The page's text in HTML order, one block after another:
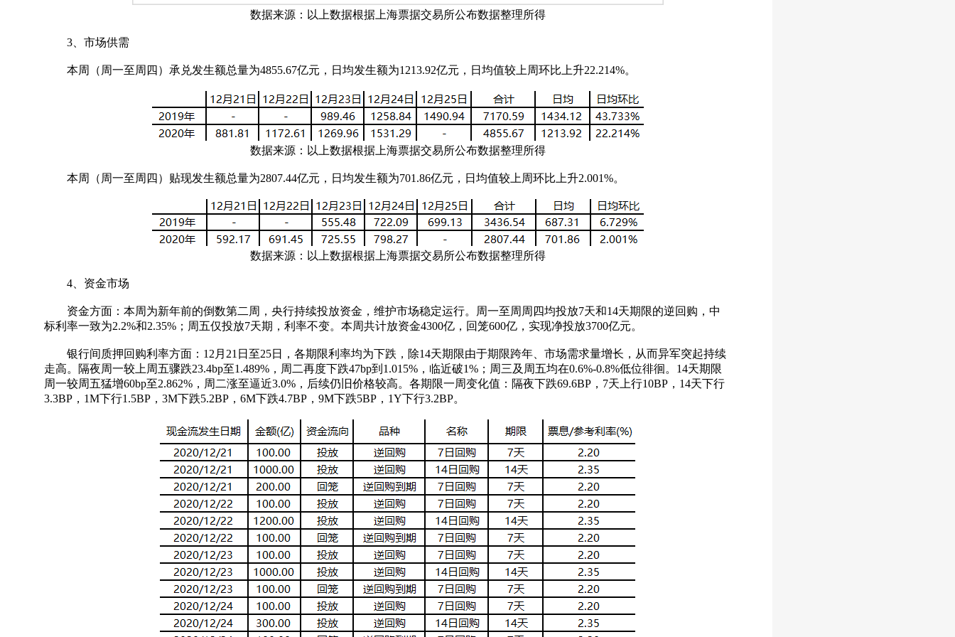
数据来源：以上数据根据上海票据交易所公布数据整理所得
3、市场供需
本周（周一至周四）承兑发生额总量为4855.67亿元，日均发生额为1213.92亿元，日均值较上周环比上升22.214%。
数据来源：以上数据根据上海票据交易所公布数据整理所得
本周（周一至周四）贴现发生额总量为2807.44亿元，日均发生额为701.86亿元，日均值较上周环比上升2.001%。
数据来源：以上数据根据上海票据交易所公布数据整理所得
4、资金市场
资金方面：本周为新年前的倒数第二周，央行持续投放资金，维护市场稳定运行。周一至周周四均投放7天和14天期限的逆回购，中
标利率一致为2.2%和2.35%；周五仅投放7天期，利率不变。本周共计放资金4300亿，回笼600亿，实现净投放3700亿元。
银行间质押回购利率方面：12月21日至25日，各期限利率均为下跌，除14天期限由于期限跨年、市场需求量增长，从而异军突起持续
走高。隔夜周一较上周五骤跌23.4bp至1.489%，周二再度下跌47bp到1.015%，临近破1%；周三及周五均在0.6%-0.8%低位徘徊。14天期限
周一较周五猛增60bp至2.862%，周二涨至逼近3.0%，后续仍旧价格较高。各期限一周变化值：隔夜下跌69.6BP，7天上行10BP，14天下行
3.3BP，1M下行1.5BP，3M下跌5.2BP，6M下跌4.7BP，9M下跌5BP，1Y下行3.2BP。